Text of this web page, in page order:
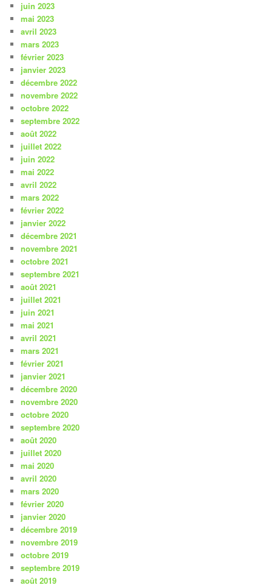
juin 2023
mai 2023
avril 2023
mars 2023
février 2023
janvier 2023
décembre 2022
novembre 2022
octobre 2022
septembre 2022
août 2022
juillet 2022
juin 2022
mai 2022
avril 2022
mars 2022
février 2022
janvier 2022
décembre 2021
novembre 2021
octobre 2021
septembre 2021
août 2021
juillet 2021
juin 2021
mai 2021
avril 2021
mars 2021
février 2021
janvier 2021
décembre 2020
novembre 2020
octobre 2020
septembre 2020
août 2020
juillet 2020
mai 2020
avril 2020
mars 2020
février 2020
janvier 2020
décembre 2019
novembre 2019
octobre 2019
septembre 2019
août 2019